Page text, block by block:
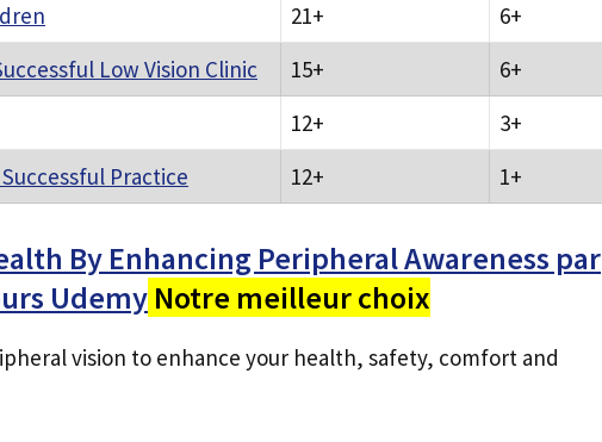
21+
6+
Low Vision Clinic 15+
6+
12+
3+
Practice 12+ 1+
By Enhancing Peripheral Awareness par
Udemy Notre meilleur choix
vision to enhance your health, safety, comfort and